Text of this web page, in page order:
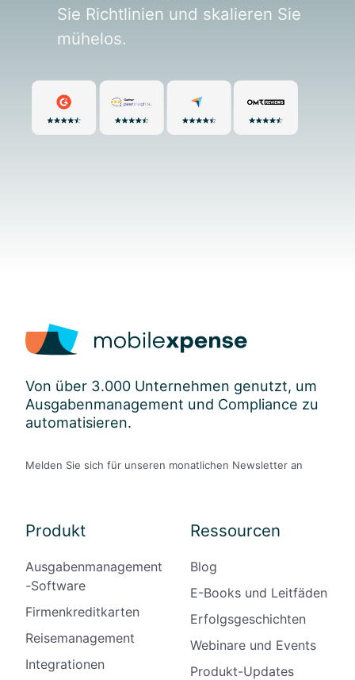
Sie Richtlinien und skalieren Sie
mühelos.
Von über 3.000 Unternehmen genutzt, um
Ausgabenmanagement und Compliance zu
automatisieren.
Melden Sie sich für unseren monatlichen Newsletter an
Produkt
Ausgabenmanagement
-Software
Firmenkreditkarten
Reisemanagement
Integrationen
Ressourcen
Blog
E-Books und Leitfäden
Erfolgsgeschichten
Webinare und Events
Produkt-Updates